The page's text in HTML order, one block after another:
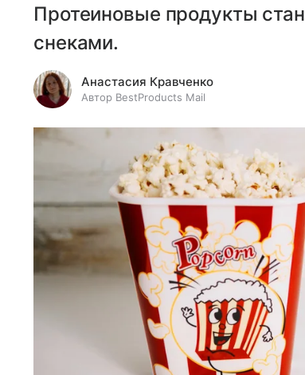
Протеиновые продукты
снеками.
Анастасия Кравченко
Автор BestProducts Mail